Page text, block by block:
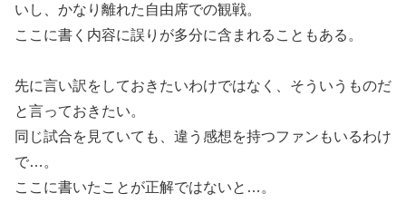
いし、かなり離れた自由席での観戦。
ここに書く内容に誤りが多分に含まれることもある。
先に言い訳をしておきたいわけではなく、そういうものだ
と言っておきたい。
同じ試合を見ていても、違う感想を持つファンもいるわけ
で…。
ここに書いたことが正解ではないと…。